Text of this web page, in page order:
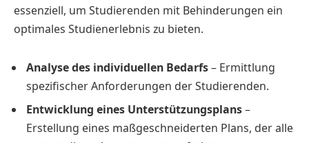
essenziell, um Studierenden mit Behinderungen ein
optimales Studienerlebnis zu bieten.
Analyse des individuellen Bedarfs– Ermittlung
spezifischer Anforderungen der Studierenden.
Entwicklung eines Unterstützungsplans–
Erstellung eines maßgeschneiderten Plans, der alle